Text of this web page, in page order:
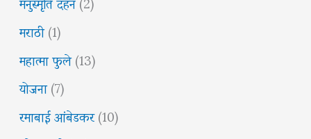
मराठी(1)
महात्मा फुले(13)
योजना(7)
रमाबाई आंबेडकर(10)